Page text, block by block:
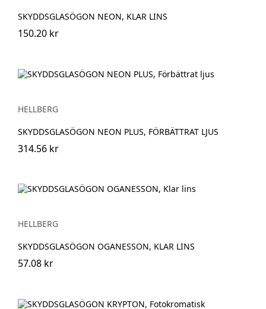
SKYDDSGLASÖGON NEON, KLAR LINS
150.20 kr
HELLBERG
SKYDDSGLASÖGON NEON PLUS, FÖRBÄTTRAT LJUS
314.56 kr
HELLBERG
SKYDDSGLASÖGON OGANESSON, KLAR LINS
57.08 kr